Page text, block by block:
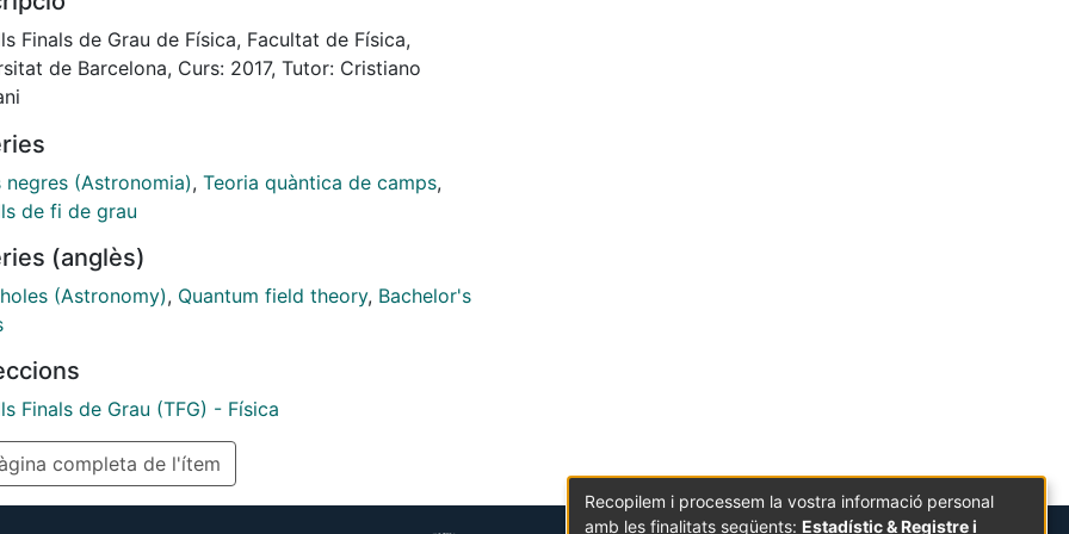
on the brane in the AdSd+1 braneworld, we
that there exists a lower bound for the size of
quantum black hole. At the end, we
that this lower bound could be an informon, i.e. a
proposed in the literature as a possible solution
hole information paradox.
Finals de Grau de Física, Facultat de Física,
de Barcelona, Curs: 2017, Tutor: Cristiano
negres (Astronomia), Teoria quàntica de camps,
de fi de grau
(anglès)
(Astronomy), Quantum field theory, Bachelor's
Finals de Grau (TFG) - Física
completa de l'ítem
Recopilem i processem la vostra informació personal
amb les finalitats següents: Estadístic & Registre i